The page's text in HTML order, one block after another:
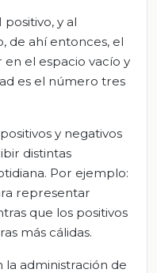
positivo, y al
de ahí entonces, el
el espacio vacío y
es el número tres
y negativos
distintas
Por ejemplo:
representar
que los positivos
más cálidas.
la administración de